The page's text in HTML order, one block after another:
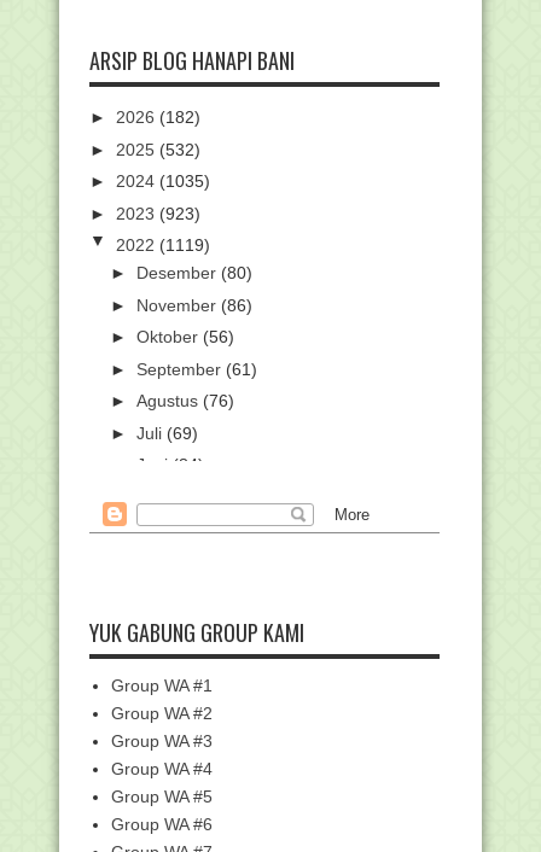
ARSIP BLOG HANAPI BANI
► 2026 (182)
► 2025 (532)
► 2024 (1035)
► 2023 (923)
▼ 2022 (1119)
► Desember (80)
► November (86)
► Oktober (56)
► September (61)
► Agustus (76)
► Juli (69)
Juni (84)
▼ April(108)
Fitrah, Mendukung...
Pengumuman Pelaksanaan dan
Tahapan Seleksi Akademi...
Hore!! 112 Buku Ajar Madrasah
Kumpulan Twibbon Malam Lailatul
Qadar 2022, Simpel...
Tahap 1 Tahun 2022
YUK GABUNG GROUP KAMI
Group WA #1
Group WA #2
Group WA #3
Group WA #4
Group WA #5
Group WA #6